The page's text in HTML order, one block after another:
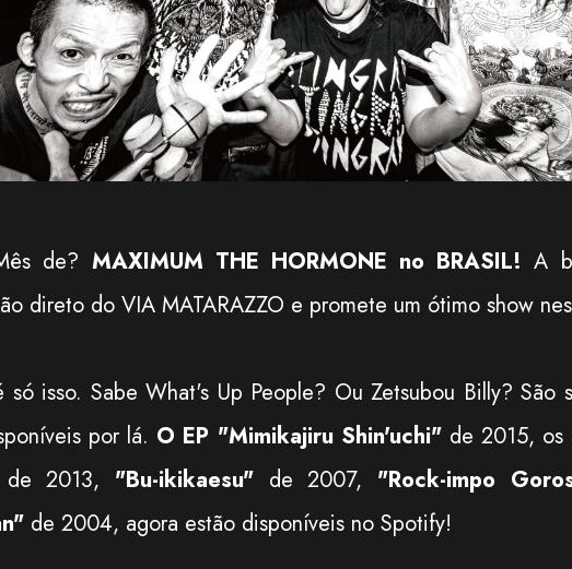
de? MAXIMUM THE HORMONE no BRASIL!A
direto do VIA MATARAZZO e promete um ótimo show
só isso. Sabe What's Up People? Ou Zetsubou Billy? São
por lá. O EP "Mimikajiru Shin'uchi"de 2015, os
de 2013, "Bu-ikikaesu" de 2007, "Rock-impo
de 2004, agora estão disponíveis no Spotify!